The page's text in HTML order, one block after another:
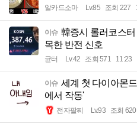
알카드소마 Lv.85 조회 227
이슈 韓증시 롤러코스
목한 반전 신호
균터 Lv.42 조회 571 11:23
이슈 세계 첫 다이아몬
에서 작동'
전자팔찌 Lv.93 조회 620